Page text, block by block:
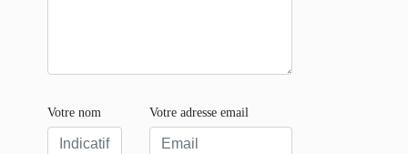
Votre nom Votre adresse email